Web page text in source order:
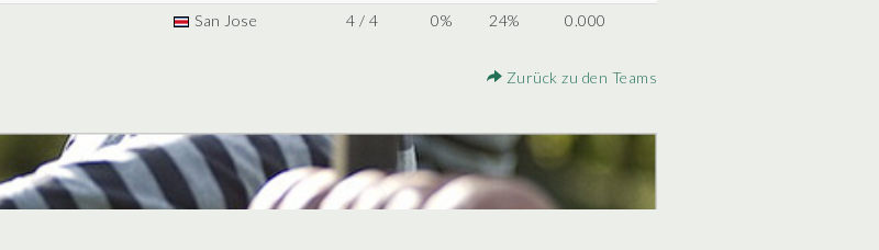
San Jose 4 / 4 0% 24% 0.000
Zurück zu den Teams